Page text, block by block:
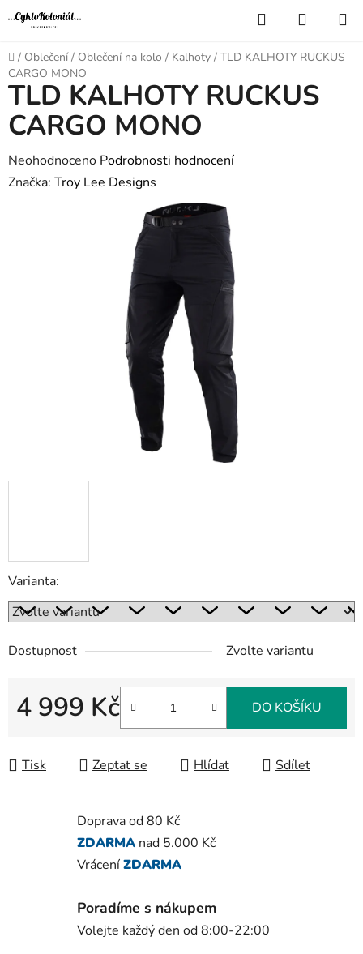
Přejít
na
obsah
Hledat
KOŠÍK
Domů
/ Oblečení / Oblečení na kolo / Kalhoty / TLD KALHOTY RUCKUS
CARGO MONO
Varianta:
Dostupnost Zvolte variantu
4 999 Kč DO KOŠÍKU
Tisk Zeptat se Hlídat Sdílet
TLD KALHOTY RUCKUS
CARGO MONO
Průměrné
hodnocení
Neohodnoceno Podrobnosti hodnocení
Značka: Troy Lee Designs
Doprava od 80 Kč
ZDARMA nad 5.000 Kč
VráceníZDARMA
Poradíme s nákupem
Volejte každý den od 8:00-22:00